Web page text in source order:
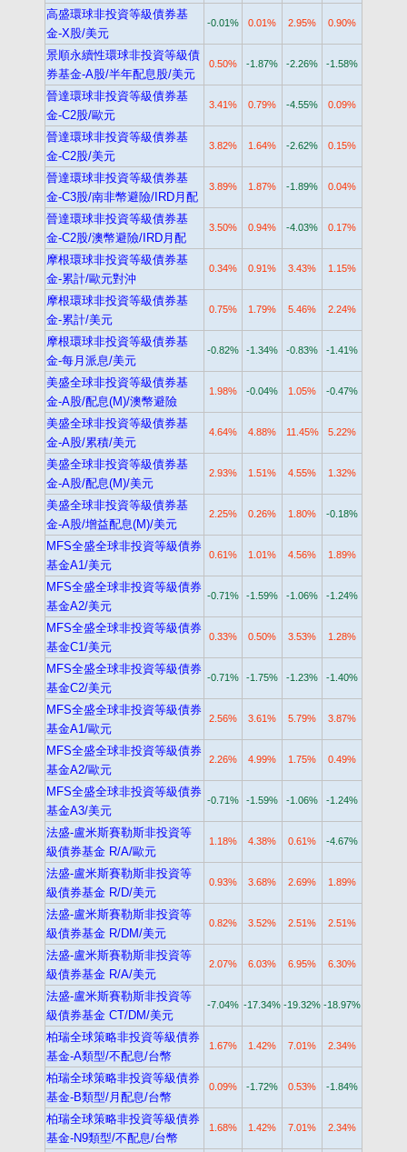
高盛環球非投資等級債券基
金-X股/美元
-0.01% 0.01% 2.95% 0.90%
景順永續性環球非投資等級債
券基金-A股/半年配息股/美元
0.50% -1.87% -2.26% -1.58%
晉達環球非投資等級債券基
金-C2股/歐元
3.41% 0.79% -4.55% 0.09%
晉達環球非投資等級債券基
金-C2股/美元
3.82% 1.64% -2.62% 0.15%
晉達環球非投資等級債券基
金-C3股/南非幣避險/IRD月配
3.89% 1.87% -1.89% 0.04%
晉達環球非投資等級債券基
金-C2股/澳幣避險/IRD月配
3.50% 0.94% -4.03% 0.17%
摩根環球非投資等級債券基
金-累計/歐元對沖
0.34% 0.91% 3.43% 1.15%
摩根環球非投資等級債券基
金-累計/美元
0.75% 1.79% 5.46% 2.24%
摩根環球非投資等級債券基
金-每月派息/美元
-0.82% -1.34% -0.83% -1.41%
美盛全球非投資等級債券基
金-A股/配息(M)/澳幣避險
1.98% -0.04% 1.05% -0.47%
美盛全球非投資等級債券基
金-A股/累積/美元
4.64% 4.88% 11.45% 5.22%
美盛全球非投資等級債券基
金-A股/配息(M)/美元
2.93% 1.51% 4.55% 1.32%
美盛全球非投資等級債券基
金-A股/增益配息(M)/美元
2.25% 0.26% 1.80% -0.18%
MFS全盛全球非投資等級債券
基金A1/美元
0.61% 1.01% 4.56% 1.89%
MFS全盛全球非投資等級債券
基金A2/美元
-0.71% -1.59% -1.06% -1.24%
MFS全盛全球非投資等級債券
基金C1/美元
0.33% 0.50% 3.53% 1.28%
MFS全盛全球非投資等級債券
基金C2/美元
-0.71% -1.75% -1.23% -1.40%
MFS全盛全球非投資等級債券
基金A1/歐元
2.56% 3.61% 5.79% 3.87%
MFS全盛全球非投資等級債券
基金A2/歐元
2.26% 4.99% 1.75% 0.49%
MFS全盛全球非投資等級債券
基金A3/美元
-0.71% -1.59% -1.06% -1.24%
法盛-盧米斯賽勒斯非投資等
級債券基金 R/A/歐元
1.18% 4.38% 0.61% -4.67%
法盛-盧米斯賽勒斯非投資等
級債券基金 R/D/美元
0.93% 3.68% 2.69% 1.89%
法盛-盧米斯賽勒斯非投資等
級債券基金 R/DM/美元
0.82% 3.52% 2.51% 2.51%
法盛-盧米斯賽勒斯非投資等
級債券基金 R/A/美元
2.07% 6.03% 6.95% 6.30%
法盛-盧米斯賽勒斯非投資等
級債券基金 CT/DM/美元
-7.04% -17.34% -19.32% -18.97%
柏瑞全球策略非投資等級債券
基金-A類型/不配息/台幣
1.67% 1.42% 7.01% 2.34%
柏瑞全球策略非投資等級債券
基金-B類型/月配息/台幣
0.09% -1.72% 0.53% -1.84%
柏瑞全球策略非投資等級債券
基金-N9類型/不配息/台幣
1.68% 1.42% 7.01% 2.34%